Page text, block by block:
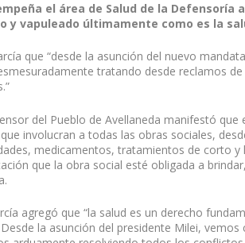
el área de Salud de la Defensoría
y vapuleado últimamente como es la
que “desde la asunción del nuevo
tratando desde reclamos
del Pueblo de Avellaneda manifestó que
involucran a todas las obras sociales,
medicamentos, tratamientos de corto
que la obra social esté obligada a
agregó que “la salud es un derecho
la asunción del presidente Milei,